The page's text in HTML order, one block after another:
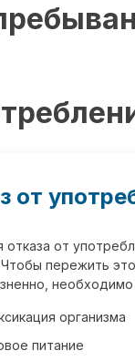
от
отказа от
пережить
необходимо
организма
питание